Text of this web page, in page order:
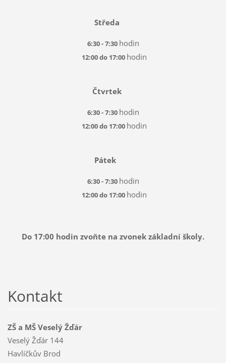
Středa
6:30 - 7:30 hodin
12:00 do 17:00 hodin
Čtvrtek
6:30 - 7:30 hodin
12:00 do 17:00 hodin
Pátek
6:30 - 7:30 hodin
12:00 do 17:00 hodin
Do 17:00 hodin zvoňte na zvonek základní školy.
Kontakt
ZŠ a MŠ Veselý Žďár
Veselý Žďár 144
Havlíčkův Brod